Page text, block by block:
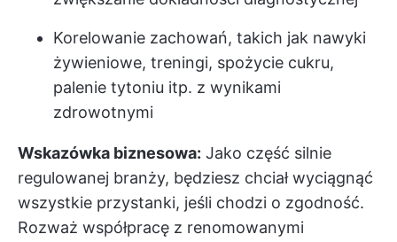
Korelowanie zachowań, takich jak nawyki
żywieniowe, treningi, spożycie cukru,
palenie tytoniu itp. z wynikami
zdrowotnymi
Wskazówka biznesowa: Jako część silnie
regulowanej branży, będziesz chciał wyciągnąć
wszystkie przystanki, jeśli chodzi o zgodność.
Rozważ współpracę z renomowanymi